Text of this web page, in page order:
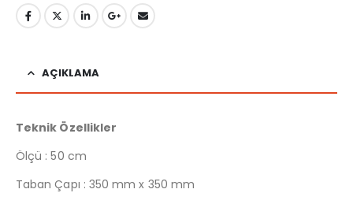
AÇIKLAMA
Teknik Özellikler
Ölçü : 50 cm
Taban Çapı : 350 mm x 350 mm